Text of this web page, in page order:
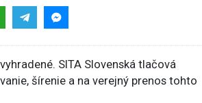
SITA Slovenská tlačová
šírenie a na verejný prenos tohto